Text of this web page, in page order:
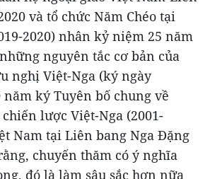
và tổ chức Năm Chéo tại
2020) nhân kỷ niệm 25 năm
nguyên tắc cơ bản của
nghị Việt-Nga (ký ngày
năm ký Tuyên bố chung về
lược Việt-Nga (2001-
Nam tại Liên bang Nga Đặng
chuyến thăm có ý nghĩa
đó là làm sâu sắc hơn nữa